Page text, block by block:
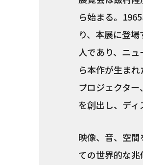
ら始まる。
り、本展に登
人であり、ニ
ら本作が生ま
プロジェクタ
を創出し、ディ
映像、音、空
ての世界的な